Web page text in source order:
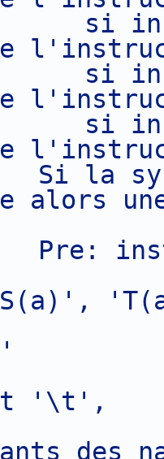
si
si
si
Si la
alors
Pre:
'\t',
des